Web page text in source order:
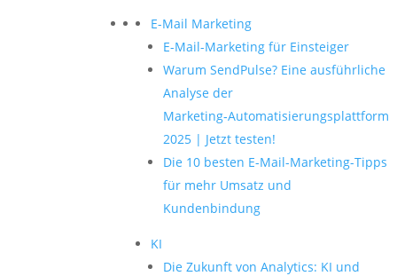
E-Mail Marketing
E-Mail-Marketing für Einsteiger
Warum SendPulse? Eine ausführliche
Analyse der
Marketing‑Automatisierungsplattform
2025 | Jetzt testen!
Die 10 besten E-Mail-Marketing-Tipps
für mehr Umsatz und
Kundenbindung
KI
Die Zukunft von Analytics: KI und